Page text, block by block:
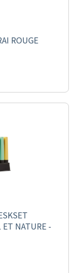
ROUGE
ET NATURE -